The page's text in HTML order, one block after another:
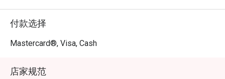
无论是想享受一场高雅的下午茶、进行一场静谧的商务会
谈，或只是寻觅一处远离尘嚣的宁静角落，这里都是您的
付款选择
Mastercard®, Visa, Cash
店家规范